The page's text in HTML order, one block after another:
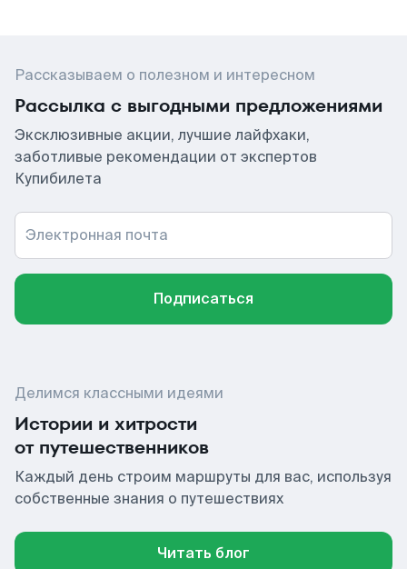
Рассказываем о полезном и интересном
Рассылка с выгодными предложениями
Эксклюзивные акции, лучшие лайфхаки,
заботливые рекомендации от экспертов
Купибилета
Электронная почта
Подписаться
Делимся классными идеями
Истории и хитрости
от путешественников
Каждый день строим маршруты для вас, используя
собственные знания о путешествиях
Читать блог